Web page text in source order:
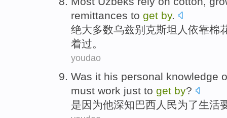
remittances to get by.
绝大多数乌兹别克斯坦 人 依靠棉
着过。
youdao
Was it his personal knowledge
must work just to get by?
是因为他深知巴西人民为了生活